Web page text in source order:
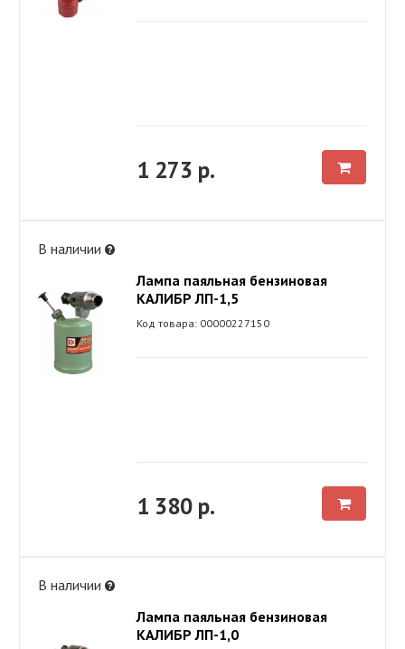
1 273 р.
В наличии
Лампа паяльная бензиновая
КАЛИБР ЛП-1,5
Код товара: 00000227150
1 380 р.
В наличии
Лампа паяльная бензиновая
КАЛИБР ЛП-1,0